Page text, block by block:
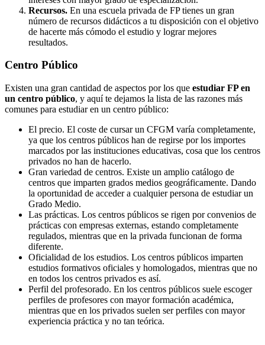
Recursos. En una escuela privada de FP tienes un gran
número de recursos didácticos a tu disposición con el objetivo
de hacerte más cómodo el estudio y lograr mejores
resultados.
Centro Público
Existen una gran cantidad de aspectos por los que estudiar FP en
un centro público, y aquí te dejamos la lista de las razones más
comunes para estudiar en un centro público:
El precio. El coste de cursar un CFGM varía completamente,
ya que los centros públicos han de regirse por los importes
marcados por las instituciones educativas, cosa que los centros
privados no han de hacerlo.
Gran variedad de centros. Existe un amplio catálogo de
centros que imparten grados medios geográficamente. Dando
la oportunidad de acceder a cualquier persona de estudiar un
Grado Medio.
Las prácticas. Los centros públicos se rigen por convenios de
prácticas con empresas externas, estando completamente
regulados, mientras que en la privada funcionan de forma
diferente.
Oficialidad de los estudios. Los centros públicos imparten
estudios formativos oficiales y homologados, mientras que no
en todos los centros privados es así.
Perfil del profesorado. En los centros públicos suele escoger
perfiles de profesores con mayor formación académica,
mientras que en los privados suelen ser perfiles con mayor
experiencia práctica y no tan teórica.